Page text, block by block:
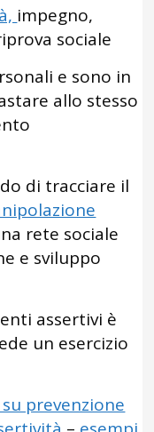
impegno,
sociale
e sono in
allo stesso
di tracciare il
rete sociale
e sviluppo
assertivi è
un esercizio
prevenzione